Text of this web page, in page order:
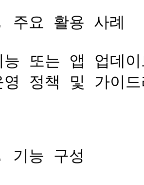
요 활용 사례
또는 앱 업데이
정책 및 가이드
능 구성